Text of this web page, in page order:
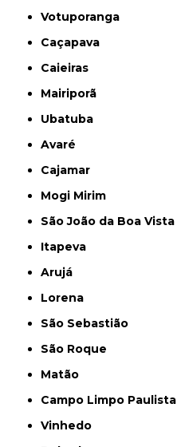
Votuporanga
Caçapava
Caieiras
Mairiporã
Ubatuba
Avaré
Cajamar
Mogi Mirim
São João da Boa Vista
Itapeva
Arujá
Lorena
São Sebastião
São Roque
Matão
Campo Limpo Paulista
Vinhedo